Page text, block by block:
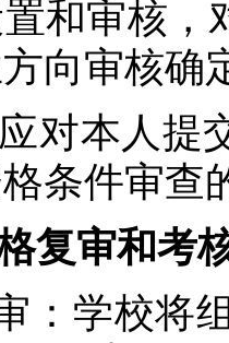
和审核，
向审核确
对本人提
条件审查
复审和考
：学校将